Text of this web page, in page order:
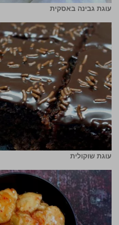
עוגת גבינה באסקית
עוגת שוקולית